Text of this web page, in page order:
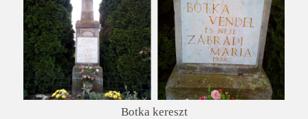
Botka kereszt